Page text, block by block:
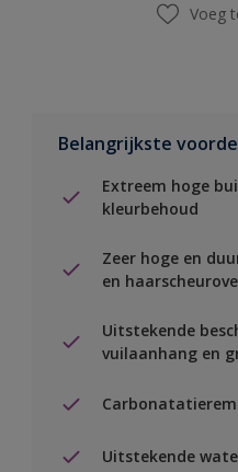
Voeg
Belangrijkste
Extreem hoge
kleurbehoud
Zeer hoge en
en
Uitstekende
vuilaanhang en
Uitstekende